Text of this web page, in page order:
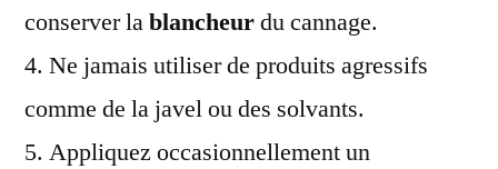
conserver lablancheurdu cannage.
4. Ne jamais utiliser de produits agressifs
comme de la javel ou des solvants.
5. Appliquez occasionnellement un